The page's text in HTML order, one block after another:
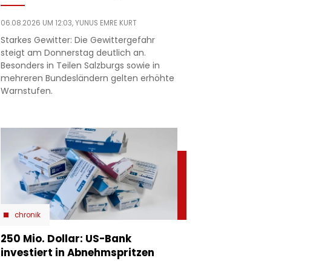
06.08.2026 UM 12:03,YUNUS EMRE KURT
Starkes Gewitter: Die Gewittergefahr
steigt am Donnerstag deutlich an.
Besonders in Teilen Salzburgs sowie in
mehreren Bundesländern gelten erhöhte
Warnstufen.
chronik
250 Mio. Dollar: US-Bank
investiert in Abnehmspritzen